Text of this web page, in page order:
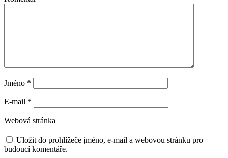
Jméno *
E-mail *
Webová stránka
Uložit do prohlížeče jméno, e-mail a webovou stránku pro
budoucí komentáře.